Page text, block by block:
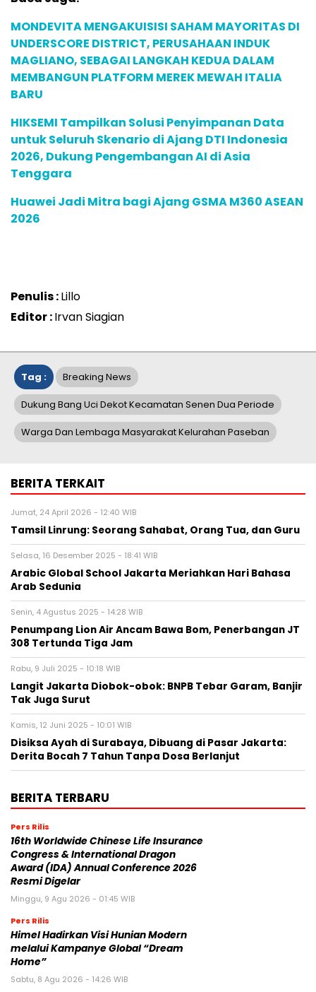
MONDEVITA MENGAKUISISI SAHAM MAYORITAS DI
UNDERSCORE DISTRICT, PERUSAHAAN INDUK
MAGLIANO, SEBAGAI LANGKAH KEDUA DALAM
MEMBANGUN PLATFORM MEREK MEWAH ITALIA
BARU
HIKSEMI Tampilkan Solusi Penyimpanan Data
untuk Seluruh Skenario di Ajang DTI Indonesia
2026, Dukung Pengembangan AI di Asia
Tenggara
Huawei Jadi Mitra bagi Ajang GSMA M360 ASEAN
2026
Penulis :Lillo
Editor :Irvan Siagian
Tag : Breaking News
Dukung Bang Uci Dekot Kecamatan Senen Dua Periode
Warga Dan Lembaga Masyarakat Kelurahan Paseban
BERITA TERKAIT
Jumat, 24 April 2026 - 12:40 WIB
Tamsil Linrung: Seorang Sahabat, Orang Tua, dan Guru
Selasa, 16 Desember 2025 - 18:41 WIB
Arabic Global School Jakarta Meriahkan Hari Bahasa
Arab Sedunia
Senin, 4 Agustus 2025 - 14:28 WIB
Penumpang Lion Air Ancam Bawa Bom, Penerbangan JT
308 Tertunda Tiga Jam
Rabu, 9 Juli 2025 - 10:18 WIB
Langit Jakarta Diobok-obok: BNPB Tebar Garam, Banjir
Tak Juga Surut
Kamis, 12 Juni 2025 - 10:01 WIB
Disiksa Ayah di Surabaya, Dibuang di Pasar Jakarta:
Derita Bocah 7 Tahun Tanpa Dosa Berlanjut
BERITA TERBARU
Pers Rilis
16th Worldwide Chinese Life Insurance
Congress & International Dragon
Award (IDA) Annual Conference 2026
Resmi Digelar
Minggu, 9 Agu 2026 - 01:45 WIB
Pers Rilis
Himel Hadirkan Visi Hunian Modern
melalui Kampanye Global “Dream
Home”
Sabtu, 8 Agu 2026 - 14:26 WIB